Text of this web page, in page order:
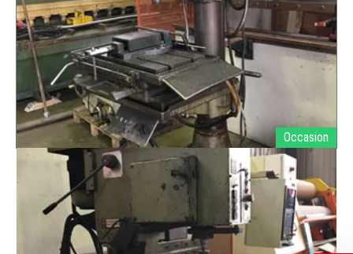
Occasion
ADAMMC50FAS
E002089